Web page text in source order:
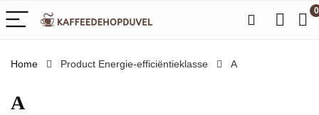
0
Home Product Energie-efficiëntieklasse ‎A
‎A